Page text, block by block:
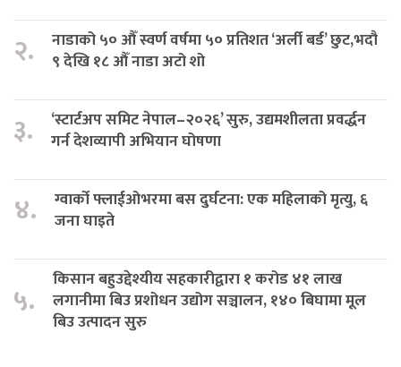
२.
नाडाको ५० औँ स्वर्ण वर्षमा ५० प्रतिशत ‘अर्ली बर्ड’ छुट,भदौ
९ देखि १८ औँ नाडा अटो शो
३.
‘स्टार्टअप समिट नेपाल–२०२६’ सुरु, उद्यमशीलता प्रवर्द्धन
गर्न देशव्यापी अभियान घोषणा
४.
ग्वार्को फ्लाईओभरमा बस दुर्घटना: एक महिलाको मृत्यु, ६
जना घाइते
५.
किसान बहुउद्देश्यीय सहकारीद्वारा १ करोड ४१ लाख
लगानीमा बिउ प्रशोधन उद्योग सञ्चालन, १४० बिघामा मूल
बिउ उत्पादन सुरु